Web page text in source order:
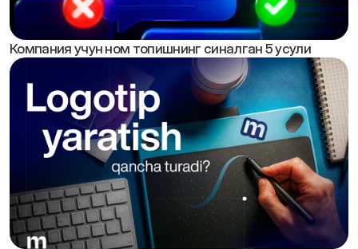
Компания учун ном топишнинг синалган 5 усули